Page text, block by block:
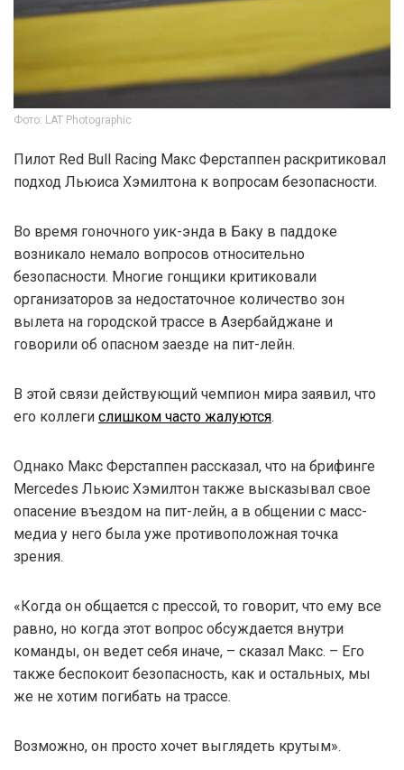
Фото: LAT Photographic
Пилот Red Bull Racing Макс Ферстаппен раскритиковал
подход Льюиса Хэмилтона к вопросам безопасности.
Во время гоночного уик-энда в Баку в паддоке
возникало немало вопросов относительно
безопасности. Многие гонщики критиковали
организаторов за недостаточное количество зон
вылета на городской трассе в Азербайджане и
говорили об опасном заезде на пит-лейн.
В этой связи действующий чемпион мира заявил, что
его коллеги слишком часто жалуются.
Однако Макс Ферстаппен рассказал, что на брифинге
Mercedes Льюис Хэмилтон также высказывал свое
опасение въездом на пит-лейн, а в общении с масс-
медиа у него была уже противоположная точка
зрения.
«Когда он общается с прессой, то говорит, что ему все
равно, но когда этот вопрос обсуждается внутри
команды, он ведет себя иначе, – сказал Макс. – Его
также беспокоит безопасность, как и остальных, мы
же не хотим погибать на трассе.
Возможно, он просто хочет выглядеть крутым».